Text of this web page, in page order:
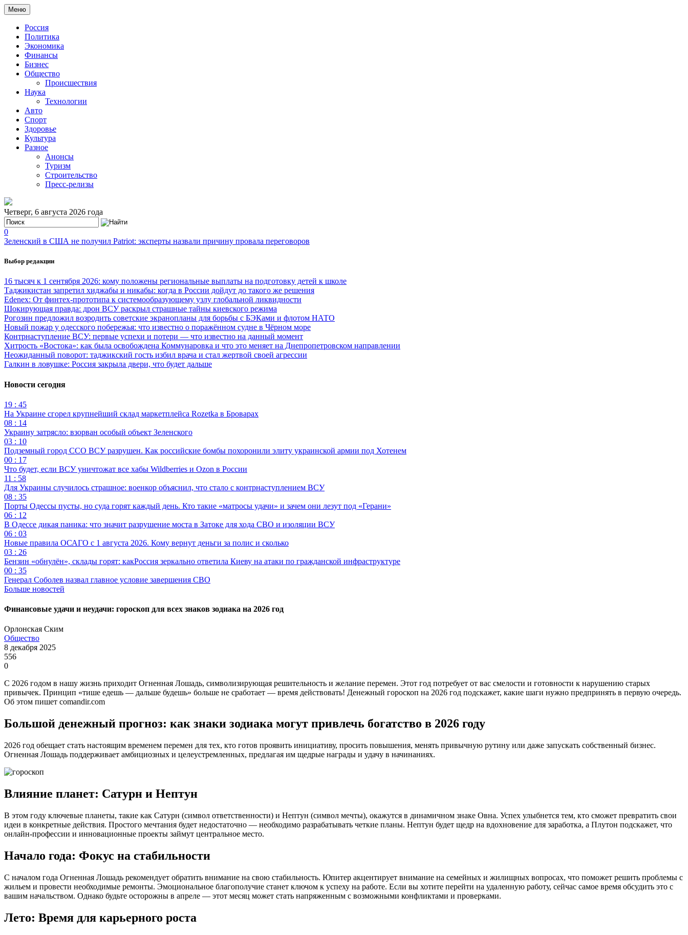
Меню
Россия
Политика
Экономика
Финансы
Бизнес
Общество
Происшествия
Наука
Технологии
Авто
Спорт
Здоровье
Культура
Разное
Анонсы
Туризм
Строительство
Пресс-релизы
Четверг, 6 августа 2026 года
0
Зеленский в США не получил Patriot: эксперты назвали причину провала переговоров
Выбор редакции
16 тысяч к 1 сентября 2026: кому положены региональные выплаты на подготовку детей к школе
Таджикистан запретил хиджабы и никабы: когда в России дойдут до такого же решения
Edenex: От финтех-прототипа к системообразующему узлу глобальной ликвидности
Шокирующая правда: дрон ВСУ раскрыл страшные тайны киевского режима
Рогозин предложил возродить советские экранопланы для борьбы с БЭКами и флотом НАТО
Новый пожар у одесского побережья: что известно о поражённом судне в Чёрном море
Контрнаступление ВСУ: первые успехи и потери — что известно на данный момент
Хитрость «Востока»: как была освобождена Коммунаровка и что это меняет на Днепропетровском направлении
Неожиданный поворот: таджикский гость избил врача и стал жертвой своей агрессии
Галкин в ловушке: Россия закрыла двери, что будет дальше
Новости сегодня
19 : 45
На Украине сгорел крупнейший склад маркетплейса Rozetka в Броварах
08 : 14
Украину затрясло: взорван особый объект Зеленского
03 : 10
Подземный город ССО ВСУ разрушен. Как российские бомбы похоронили элиту украинской армии под Хотенем
00 : 17
Что будет, если ВСУ уничтожат все хабы Wildberries и Ozon в России
11 : 58
Для Украины случилось страшное: военкор объяснил, что стало с контрнаступлением ВСУ
08 : 35
Порты Одессы пусты, но суда горят каждый день. Кто такие «матросы удачи» и зачем они лезут под «Герани»
06 : 12
В Одессе дикая паника: что значит разрушение моста в Затоке для хода СВО и изоляции ВСУ
06 : 03
Новые правила ОСАГО с 1 августа 2026. Кому вернут деньги за полис и сколько
03 : 26
Бензин «обнулён», склады горят: какРоссия зеркально ответила Киеву на атаки по гражданской инфраструктуре
00 : 35
Генерал Соболев назвал главное условие завершения СВО
Больше новостей
Финансовые удачи и неудачи: гороскоп для всех знаков зодиака на 2026 год
Орлонская Ским
Общество
8 декабря 2025
556
0
С 2026 годом в нашу жизнь приходит Огненная Лошадь, символизирующая решительность и желание перемен. Этот год потребует от вас смелости и готовности к нарушению старых
привычек. Принцип «тише едешь — дальше будешь» больше не сработает — время действовать! Денежный гороскоп на 2026 год подскажет, какие шаги нужно предпринять в первую очередь.
Об этом пишет comandir.com
Большой денежный прогноз: как знаки зодиака могут привлечь богатство в 2026 году
2026 год обещает стать настоящим временем перемен для тех, кто готов проявить инициативу, просить повышения, менять привычную рутину или даже запускать собственный бизнес.
Огненная Лошадь поддерживает амбициозных и целеустремленных, предлагая им щедрые награды и удачу в начинаниях.
Влияние планет: Сатурн и Нептун
В этом году ключевые планеты, такие как Сатурн (символ ответственности) и Нептун (символ мечты), окажутся в динамичном знаке Овна. Успех улыбнется тем, кто сможет превратить свои
идеи в конкретные действия. Простого мечтания будет недостаточно — необходимо разрабатывать четкие планы. Нептун будет щедр на вдохновение для заработка, а Плутон подскажет, что
онлайн-профессии и инновационные проекты займут центральное место.
Начало года: Фокус на стабильности
С началом года Огненная Лошадь рекомендует обратить внимание на свою стабильность. Юпитер акцентирует внимание на семейных и жилищных вопросах, что поможет решить проблемы с
жильем и провести необходимые ремонты. Эмоциональное благополучие станет ключом к успеху на работе. Если вы хотите перейти на удаленную работу, сейчас самое время обсудить это с
вашим начальством. Однако будьте осторожны в апреле — этот месяц может стать напряженным с возможными конфликтами и проверками.
Лето: Время для карьерного роста